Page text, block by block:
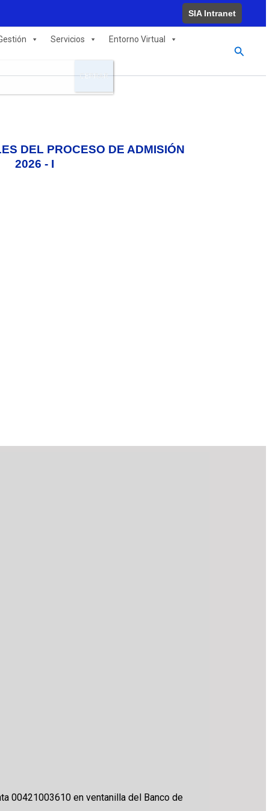
SIA Intranet
Servicios Entorno Virtual
Buscar
DEL PROCESO DE ADMISIÓN
2026 - I
00421003610 en ventanilla del Banco de
CERRAR